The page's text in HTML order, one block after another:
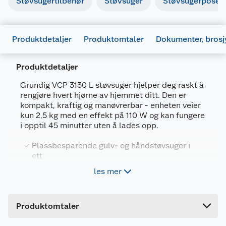
Produktdetaljer Produktomtaler Dokumenter,
Produktdetaljer
Grundig VCP 3130 L støvsuger hjelper deg raskt å
rengjøre hvert hjørne av hjemmet ditt. Den er
kompakt, kraftig og manøvrerbar - enheten veier
kun 2,5 kg med en effekt på 110 W og kan fungere
i opptil 45 minutter uten å lades opp.
Plassbesparende gulv- og håndstøvsuger i
ett
Opptil 45 min driftstid
les mer
Produktomtaler
Generelt
Artikkelnummer
Leverandørens artikkelnummer
Bruttovekt